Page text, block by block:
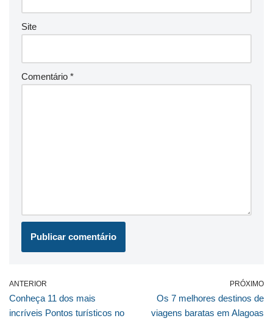
Site
Comentário *
ANTERIOR
Conheça 11 dos mais
incríveis Pontos turísticos no
PRÓXIMO
Os 7 melhores destinos de
viagens baratas em Alagoas